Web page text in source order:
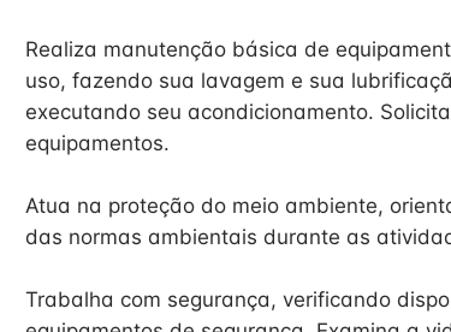
Realiza manutenção básica de
uso, fazendo sua lavagem e sua
executando seu acondicionamento.
equipamentos.
Atua na proteção do meio ambiente,
das normas ambientais durante as
Trabalha com segurança, verificando